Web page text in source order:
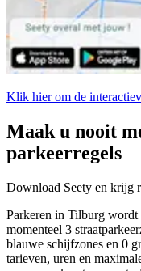
Klik hier om de
Maak u nooit
parkeerregels
Download Seety en krijg
Parkeren in Tilburg wordt
momenteel 3
blauwe schijfzones en 0
tarieven, uren en